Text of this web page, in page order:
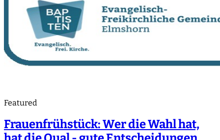
Featured
Frauenfrühstück: Wer die Wahl hat,